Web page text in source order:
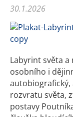
30.1.2026
Labyrint světa
osobního i
autobiografický,
rozvratu světa,
postavy